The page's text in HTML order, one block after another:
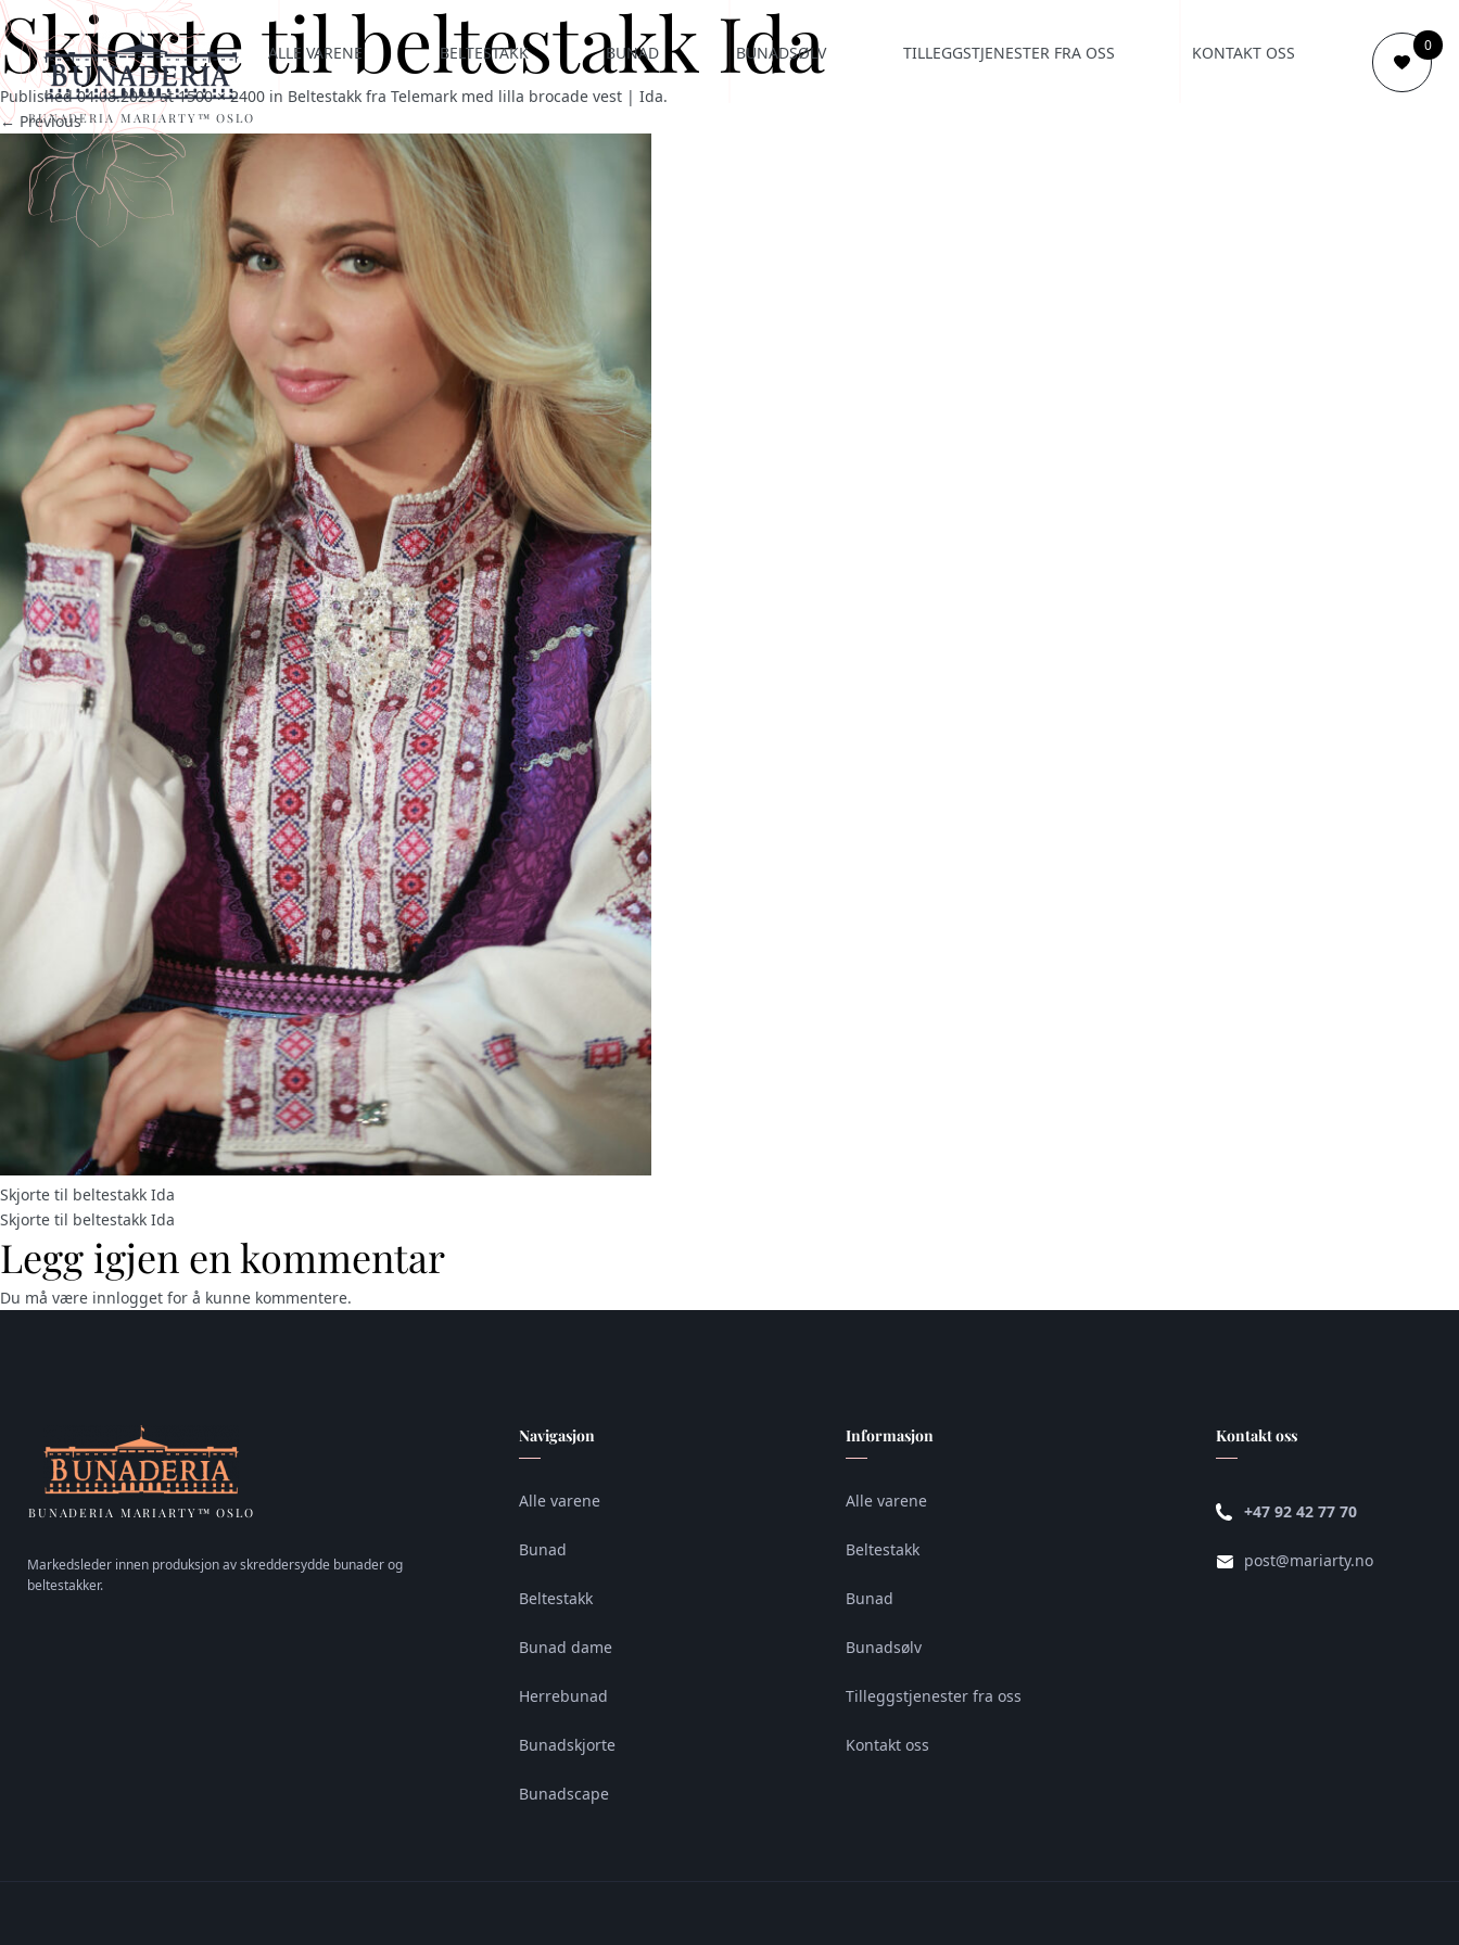
BUNADERIA MARIARTY™ OSLO
ALLE VARENE BELTESTAKK BUNAD BUNADSØLV TILLEGGSTJENESTER FRA OSS KONTAKT OSS 0
Skjorte til beltestakk Ida
Published04.08.2023at1500 × 2400 in Beltestakk fra Telemark med lilla brocade vest | Ida.
← Previous
Skjorte til beltestakk Ida
Skjorte til beltestakk Ida
Legg igjen en kommentar
Du må være innlogget for å kunne kommentere.
BUNADERIA MARIARTY™ OSLO
Markedsleder innen produksjon av skreddersydde bunader og
beltestakker.
Navigasjon
Alle varene
Bunad
Beltestakk
Bunad dame
Herrebunad
Bunadskjorte
Bunadscape
Informasjon
Alle varene
Beltestakk
Bunad
Bunadsølv
Tilleggstjenester fra oss
Kontakt oss
Kontakt oss
+47 92 42 77 70
post@mariarty.no